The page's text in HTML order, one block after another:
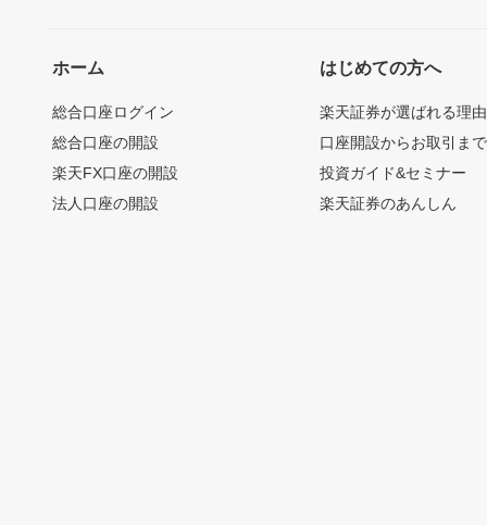
ホーム
総合口座ログイン
総合口座の開設
楽天FX口座の開設
法人口座の開設
はじめての方へ
楽天証券が選ばれる理由
口座開設からお取引ま
投資ガイド&セミナー
楽天証券のあんしん